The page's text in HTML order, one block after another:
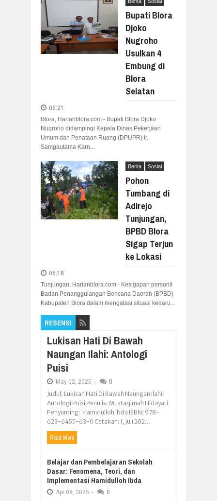
Bupati Blora
Djoko
Nugroho
Usulkan 4
Embung di
Blora
Selatan
06:21
Blora, Harianblora.com - Bupati Blora Djoko
Nugroho didampingi Kepala Dinas Pekerjaan
Umum dan Penataan Ruang (DPUPR) Ir.
Samgautama Karn...
Berita Sosial
Pohon
Tumbang di
Adirejo
Tunjungan,
BPBD Blora
Sigap Terjun
ke Lokasi
06:18
Tunjungan, Harianblora.com - Kesigapan personil
Badan Penanggulangan Bencana Daerah (BPBD)
Kabupaten Blora dalam mengatasi situasi kedaru...
RESENSI
Lukisan Hati Di Bawah
Naungan Ilahi: Antologi
Puisi
May 02, 2025 - 0
Judul: Lukisan Hati Di Bawah Naungan Ilahi:
Antologi Puisi Penulis: Mustaqimah Hidayati
Penyunting: Hamidulloh Ibda ISBN: 978-
623-6455-63-0 Cetakan: I, Juli 202...
Read More
Belajar dan Pembelajaran Sekolah
Dasar: Fenomena, Teori, dan
Implementasi Hamidulloh Ibda
Apr 08, 2025 - 0